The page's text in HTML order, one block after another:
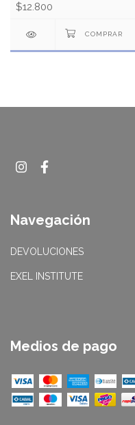
$12.800
Navegación
DEVOLUCIONES
EXEL INSTITUTE
Medios de pago